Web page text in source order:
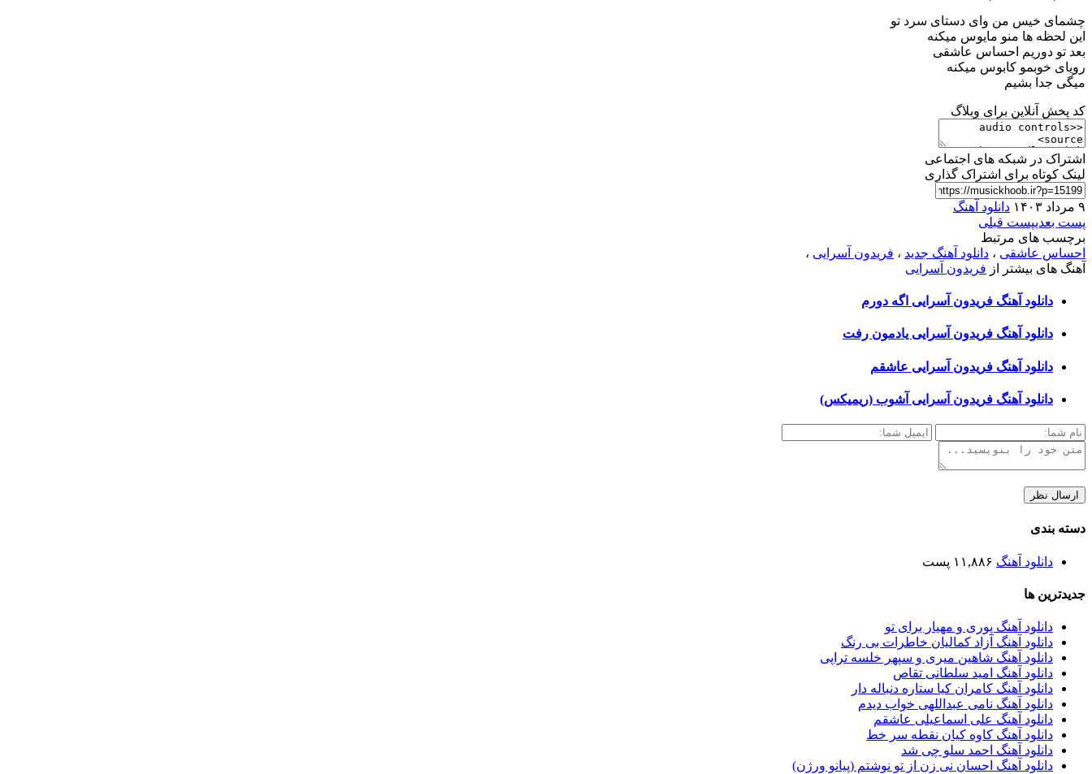
چشمای خیس من وای دستای سرد تو
این لحظه ها منو مایوس میکنه
بعد تو دوریم احساس عاشقی
رویای خوبمو کابوس میکنه
میگی جدا بشیم
کد پخش آنلاین برای وبلاگ
اشتراک در شبکه های اجتماعی
لینک کوتاه برای اشتراک گذاری
۹ مرداد ۱۴۰۳
دانلود آهنگ
پست بعدیپست قبلی
برچسب های مرتبط
احساس عاشقی ، دانلود آهنگ جدید ، فریدون آسرایی ،
آهنگ های بیشتر از فریدون آسرایی
دانلود آهنگ فریدون آسرایی اگه دورم
دانلود آهنگ فریدون آسرایی یادمون رفت
دانلود آهنگ فریدون آسرایی عاشقم
دانلود آهنگ فریدون آسرایی آشوب (ریمیکس)
دسته بندی
دانلود آهنگ ۱۱,۸۸۶ پست
جدیدترین ها
دانلود آهنگ پوری و مهیار برای تو
دانلود آهنگ آزاد کمالیان خاطرات بی رنگ
دانلود آهنگ شاهین میری و سپهر خلسه تراپی
دانلود آهنگ امید سلطانی تقاص
دانلود آهنگ کامران کیا ستاره دنباله دار
دانلود آهنگ نامی عبداللهی خواب دیدم
دانلود آهنگ علی اسماعیلی عاشقم
دانلود آهنگ کاوه کیان نقطه سر خط
دانلود آهنگ احمد سلو چی شد
دانلود آهنگ احسان نی زن از تو نوشتم (پیانو ورژن)